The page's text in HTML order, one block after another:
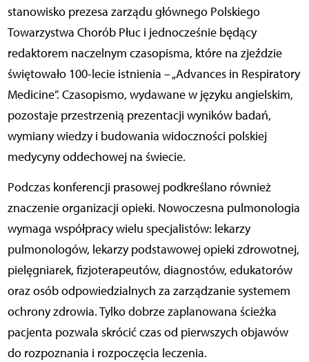
stanowisko prezesa zarządu głównego Polskiego
Towarzystwa Chorób Płuc i jednocześnie będący
redaktorem naczelnym czasopisma, które na zjeździe
świętowało 100-lecie istnienia – „Advances in Respiratory
Medicine”. Czasopismo, wydawane w języku angielskim,
pozostaje przestrzenią prezentacji wyników badań,
wymiany wiedzy i budowania widoczności polskiej
medycyny oddechowej na świecie.
Podczas konferencji prasowej podkreślano również
znaczenie organizacji opieki. Nowoczesna pulmonologia
wymaga współpracy wielu specjalistów: lekarzy
pulmonologów, lekarzy podstawowej opieki zdrowotnej,
pielęgniarek, fizjoterapeutów, diagnostów, edukatorów
oraz osób odpowiedzialnych za zarządzanie systemem
ochrony zdrowia. Tylko dobrze zaplanowana ścieżka
pacjenta pozwala skrócić czas od pierwszych objawów
do rozpoznania i rozpoczęcia leczenia.